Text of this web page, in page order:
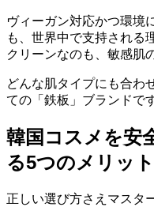
ヴィーガン対応かつ環境
も、世界中で支持される
クリーンなのも、敏感肌
どんな肌タイプにも合わ
ての「鉄板」ブランドです
韓国コスメを安
る5つのメリット
正しい選び方さえマスタ